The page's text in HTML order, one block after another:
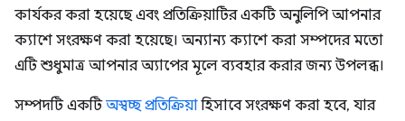
কার্যকর করা হয়েছে এবং প্রতিক্রিয়াটির একটি অনুলিপি আপনার
ক্যাশে সংরক্ষণ করা হয়েছে। অন্যান্য ক্যাশে করা সম্পদের মতো
এটি শুধুমাত্র আপনার অ্যাপের মূলে ব্যবহার করার জন্য উপলব্ধ।
সম্পদটি একটিঅস্বচ্ছ প্রতিক্রিয়াহিসাবে সংরক্ষণ করা হবে, যার